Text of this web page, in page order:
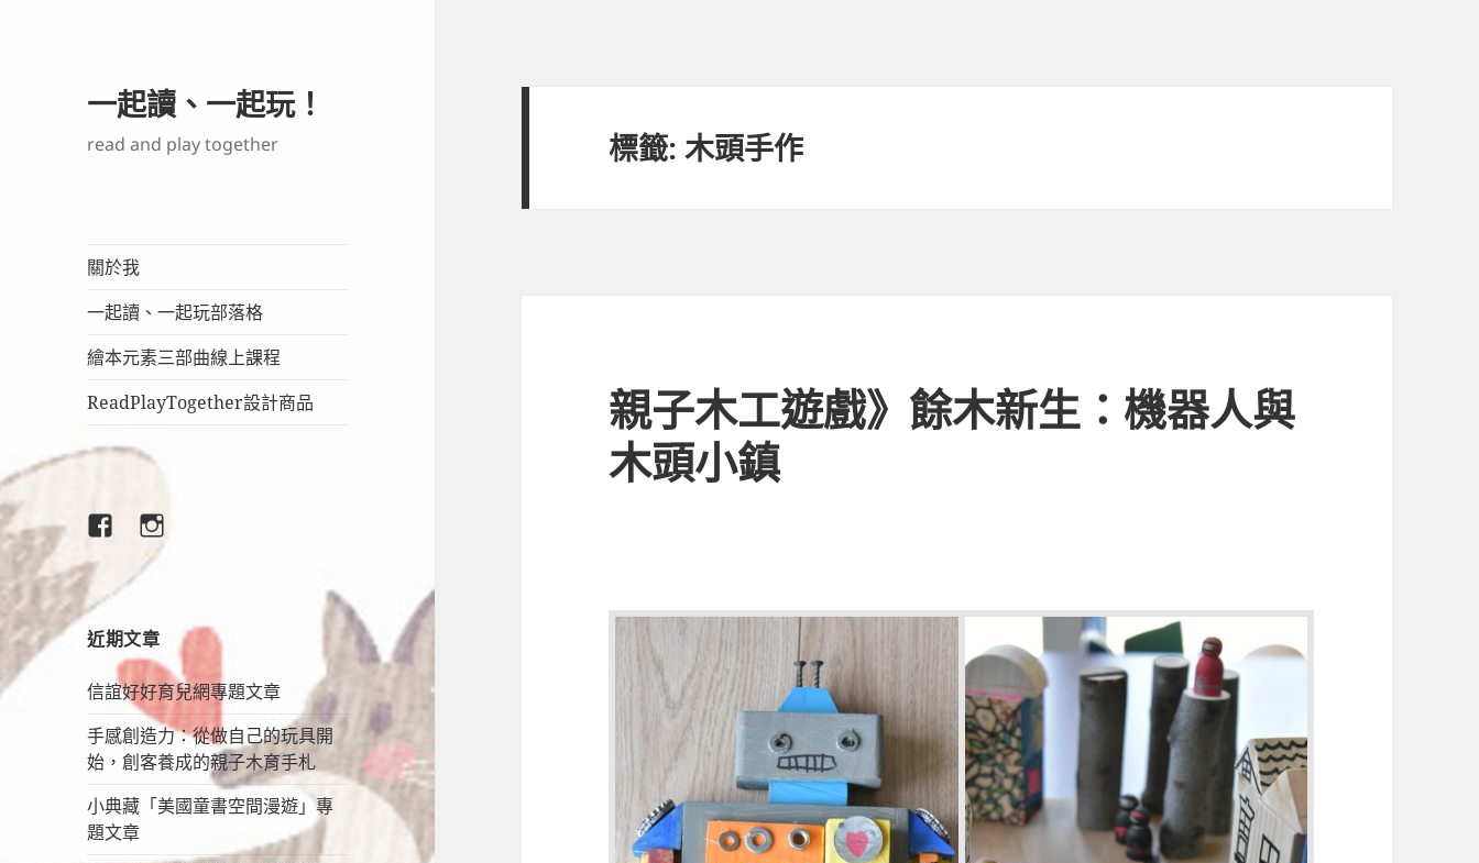
一起讀、一起玩！
read and play together
關於我
一起讀、一起玩部落格
繪本元素三部曲線上課程
ReadPlayTogether設計商品
臉
書
專
頁
IG
近期文章
信誼好好育兒網專題文章
手感創造力：從做自己的玩具開
始，創客養成的親子木育手札
小典藏「美國童書空間漫遊」專
題文章
標籤:木頭手作
親子木工遊戲》餘木新生：機器人與
木頭小鎮